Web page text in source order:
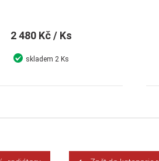
2 480 Kč/ Ks
skladem 2 Ks